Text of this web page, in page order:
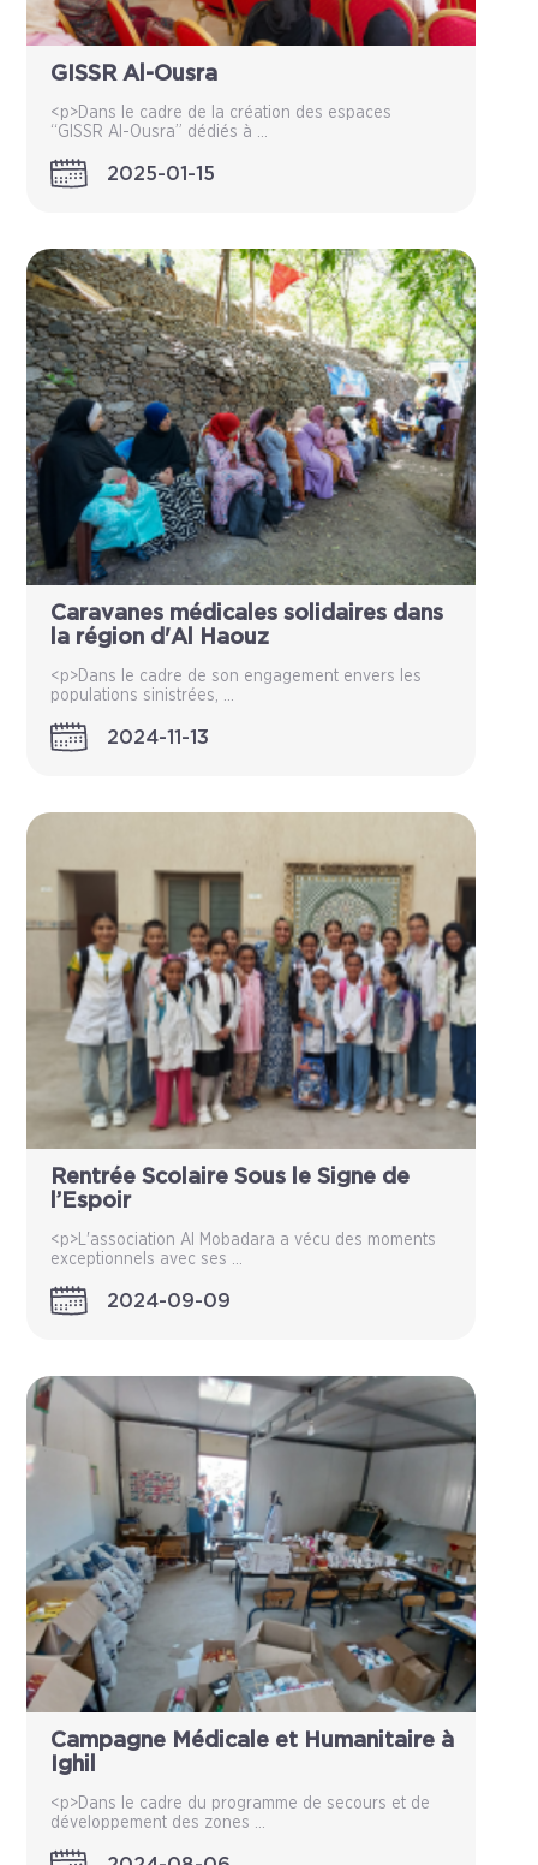
GISSR Al-Ousra
<p>Dans le cadre de la création des espaces
“GISSR Al-Ousra” dédiés à ...
2025-01-15
Caravanes médicales solidaires dans
la région d'Al Haouz
<p>Dans le cadre de son engagement envers les
populations sinistrées, ...
2024-11-13
Rentrée Scolaire Sous le Signe de
l’Espoir
<p>L'association Al Mobadara a vécu des moments
exceptionnels avec ses ...
2024-09-09
Campagne Médicale et Humanitaire à
Ighil
<p>Dans le cadre du programme de secours et de
développement des zones ...